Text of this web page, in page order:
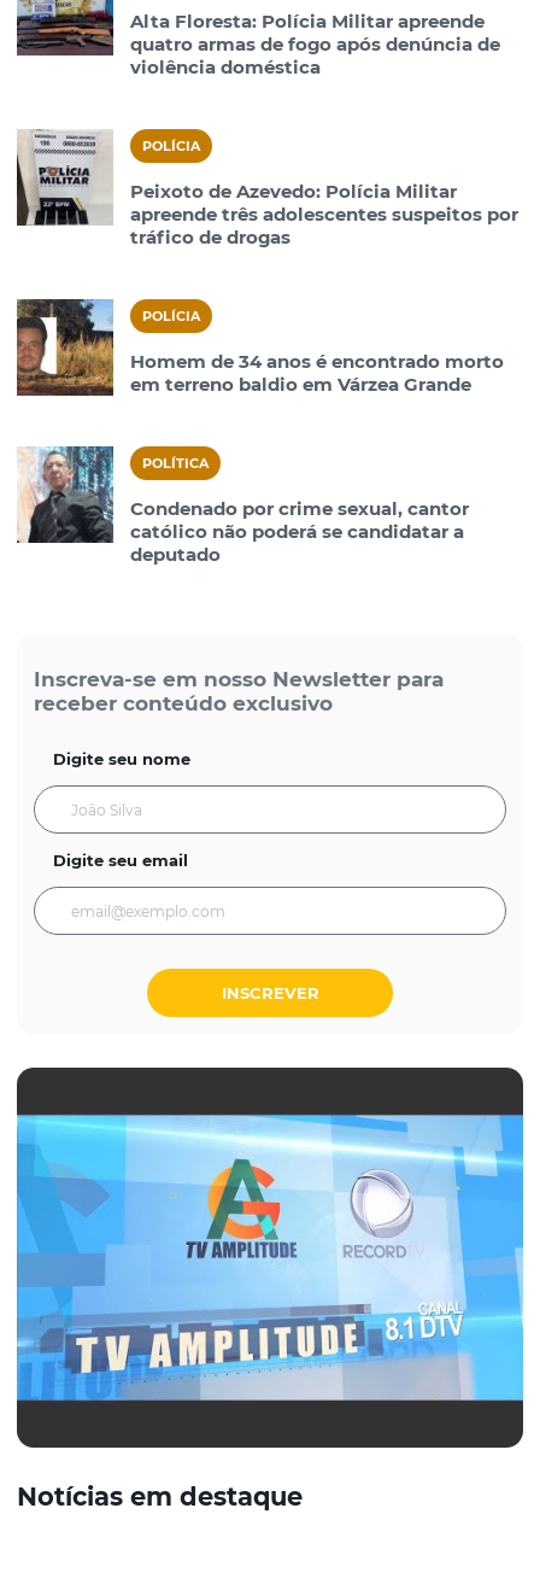
Alta Floresta: Polícia Militar apreende
quatro armas de fogo após denúncia de
violência doméstica
POLÍCIA
Peixoto de Azevedo: Polícia Militar
apreende três adolescentes suspeitos por
tráfico de drogas
POLÍCIA
Homem de 34 anos é encontrado morto
em terreno baldio em Várzea Grande
POLÍTICA
Condenado por crime sexual, cantor
católico não poderá se candidatar a
deputado
Inscreva-se em nosso Newsletter para
receber conteúdo exclusivo
Digite seu nome
Digite seu email
INSCREVER
Notícias em destaque